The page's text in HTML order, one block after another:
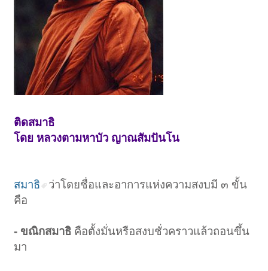
ติดสมาธิ
โดย หลวงตามหาบัว ญาณสัมปันโน
สมาธิ
ว่าโดยชื่อและอาการแห่งความสงบมี ๓ ขั้น
คือ
- ขณิกสมาธิ คือตั้งมั่นหรือสงบชั่วคราวแล้วถอนขึ้น
มา